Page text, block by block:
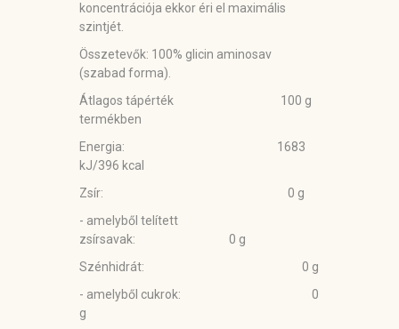
koncentrációja ekkor éri el maximális
szintjét.
Összetevők: 100% glicin aminosav
(szabad forma).
Átlagos tápérték 100 g
termékben
Energia: 1683
kJ/396 kcal
Zsír: 0 g
- amelyből telített
zsírsavak: 0 g
Szénhidrát: 0 g
- amelyből cukrok:
0
g